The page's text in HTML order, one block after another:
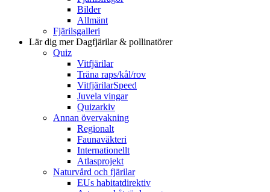
Bilder
Allmänt
Fjärilsgalleri
Lär dig merDagfjärilar & pollinatörer
Quiz
Vitfjärilar
Träna raps/kål/rov
VitfjärilarSpeed
Juvela vingar
Quizarkiv
Annan övervakning
Regionalt
Faunaväkteri
Internationellt
Atlasprojekt
Naturvård och fjärilar
EUs habitatdirektiv